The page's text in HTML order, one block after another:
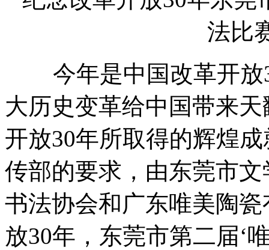
法比
今年是中国改革开放
大历史变革给中国带来
开放30年所取得的辉煌
传部的要求，由东莞市
书法协会和广东唯美陶
放30年，东莞市第二届‘